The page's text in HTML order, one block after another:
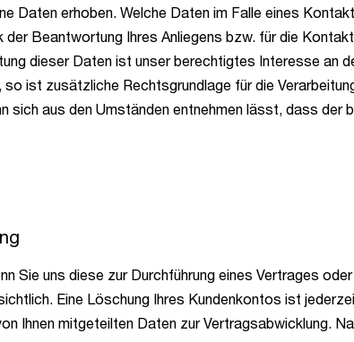
Daten erhoben. Welche Daten im Falle eines
Beantwortung Ihres Anliegens bzw. für die
dieser Daten ist unser berechtigtes Interesse an
ist zusätzliche Rechtsgrundlage für die
sich aus den Umständen entnehmen lässt, dass der
Sie uns diese zur Durchführung eines Vertrages
Eine Löschung Ihres Kundenkontos ist
Ihnen mitgeteilten Daten zur Vertragsabwicklung.